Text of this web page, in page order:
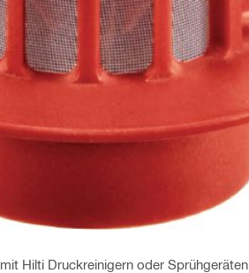
Hilti Druckreinigern oder Sprühgeräten